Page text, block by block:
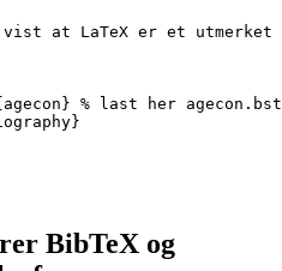
at LaTeX er et utmerket
% last her agecon.bst
BibTeX og